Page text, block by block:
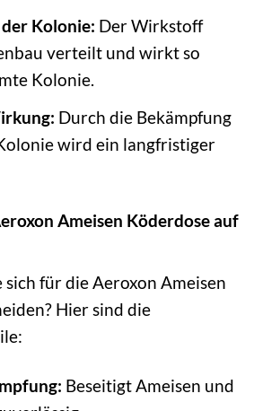
Kolonie: Der Wirkstoff
verteilt und wirkt so
Kolonie.
Durch die Bekämpfung
wird ein langfristiger
Ameisen Köderdose auf
für die Aeroxon Ameisen
Hier sind die
Beseitigt Ameisen und